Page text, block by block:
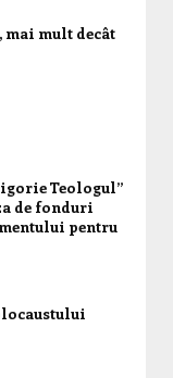
mai mult decât
Teologul”
de fonduri
pentru